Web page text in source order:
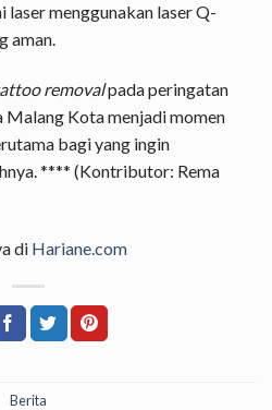
laser menggunakan laser Q-
aman.
removalpada peringatan
Kota menjadi momen
bagi yang ingin
**** (Kontributor: Rema
di Hariane.com
Berita